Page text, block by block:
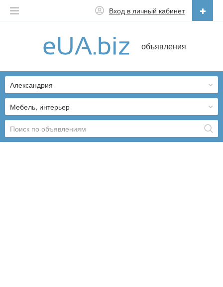
объявления
Вход в личный кабинет
Українська
Мебель, интерьер
Александрия